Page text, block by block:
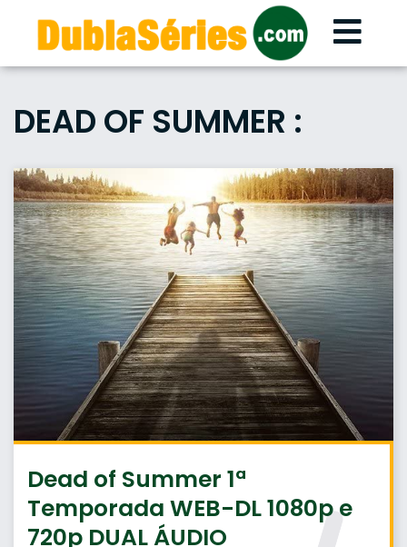
content
DEAD OF SUMMER :
Dead of Summer 1ª
Temporada WEB-DL 1080p e
720p DUAL ÁUDIO